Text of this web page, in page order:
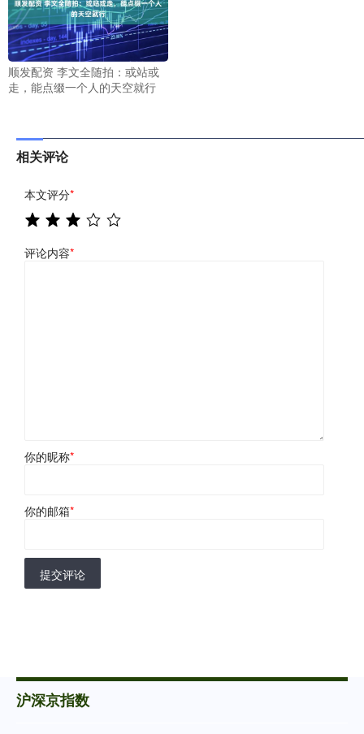
顺发配资 李文全随拍：或站或
走，能点缀一个人的天空就行
相关评论
本文评分*
评论内容*
你的昵称*
你的邮箱*
提交评论
沪深京指数